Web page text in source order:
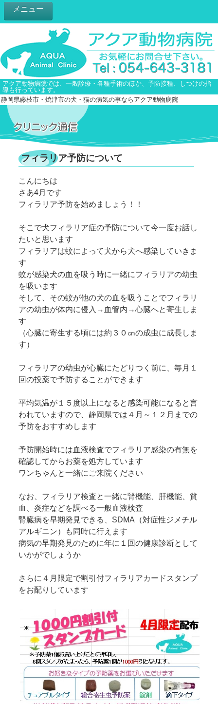
メニュー
アクア動物病院では、一般診療・各種手術のほか、予防接種、しつけの指
導も行っています。
静岡県藤枝市・焼津市の犬・猫の病気の事ならアクア動物病院
フィラリア予防について
こんにちは
さあ4月です
フィラリア予防を始めましょう！！
そこで犬フィラリア症の予防について今一度お話し
たいと思います
フィラリアは蚊によって犬から犬へ感染していきま
す
蚊が感染犬の血を吸う時に一緒にフィラリアの幼虫
を吸います
そして、その蚊が他の犬の血を吸うことでフィラリ
アの幼虫が体内に侵入→血管内→心臓へと寄生しま
す
（心臓に寄生する頃には約３０㎝の成虫に成長しま
す）
フィラリアの幼虫が心臓にたどりつく前に、毎月１
回の投薬で予防することができます
平均気温が１５度以上になると感染可能になると言
われていますので、静岡県では４月～１２月までの
予防をおすすめします
予防開始時には血液検査でフィラリア感染の有無を
確認してからお薬を処方しています
ワンちゃんと一緒にご来院ください
なお、フィラリア検査と一緒に腎機能、肝機能、貧
血、炎症などを調べる一般血液検査
腎臓病を早期発見できる、SDMA（対症性ジメチル
アルギニン）も同時に行えます
病気の早期発見のために年に１回の健康診断として
いかがでしょうか
さらに４月限定で割引付フィラリアカードスタンプ
をお配りしています